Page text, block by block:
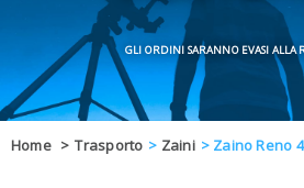
LEARN & FUN
MARCHI
OFFERTE
Home > Trasporto > Zaini > Zaino Reno